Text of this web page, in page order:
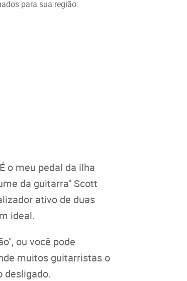
para sua região:
o meu pedal da ilha
da guitarra" Scott
ativo de duas
ideal.
ou você pode
muitos guitarristas o
desligado.